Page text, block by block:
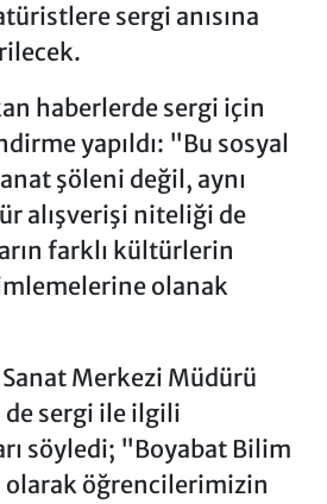
sergi anısına
haberlerde sergi için
yapıldı: "Bu sosyal
şöleni değil, aynı
alışverişi niteliği de
farklı kültürlerin
olanak
Merkezi Müdürü
de sergi ile ilgili
söyledi; "Boyabat Bilim
olarak öğrencilerimizin